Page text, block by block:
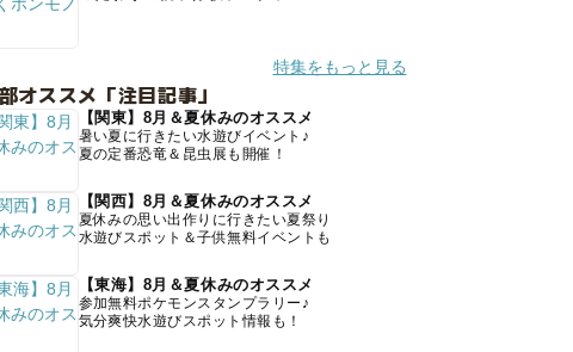
特集をもっと見る
オススメ「注目記事」
【関東】8月＆夏休みのオススメ
暑い夏に行きたい水遊びイベント♪
夏の定番恐竜＆昆虫展も開催！
【関西】8月＆夏休みのオススメ
夏休みの思い出作りに行きたい夏祭り
水遊びスポット＆子供無料イベントも
【東海】8月＆夏休みのオススメ
参加無料ポケモンスタンプラリー♪
気分爽快水遊びスポット情報も！